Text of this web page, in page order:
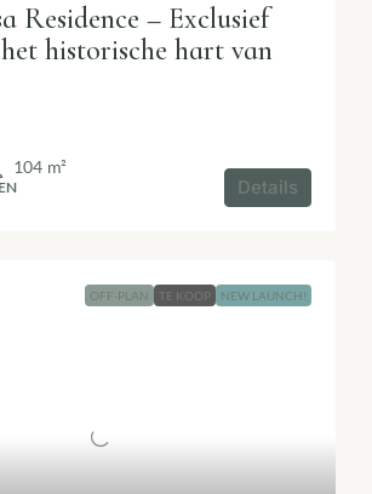
Residence – Exclusief
historische hart van
104 m²
Details
OFF-PLAN TE KOOP NEW LAUNCH!